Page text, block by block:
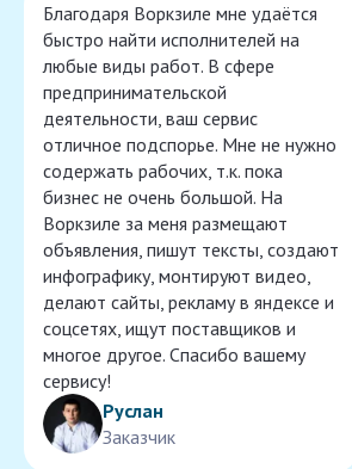
Благодаря Воркзиле мне удаётся
быстро найти исполнителей на
любые виды работ. В сфере
предпринимательской
деятельности, ваш сервис
отличное подспорье. Мне не нужно
содержать рабочих, т.к. пока
бизнес не очень большой. На
Воркзиле за меня размещают
объявления, пишут тексты, создают
инфографику, монтируют видео,
делают сайты, рекламу в яндексе и
соцсетях, ищут поставщиков и
многое другое. Спасибо вашему
сервису!
Руслан
Заказчик